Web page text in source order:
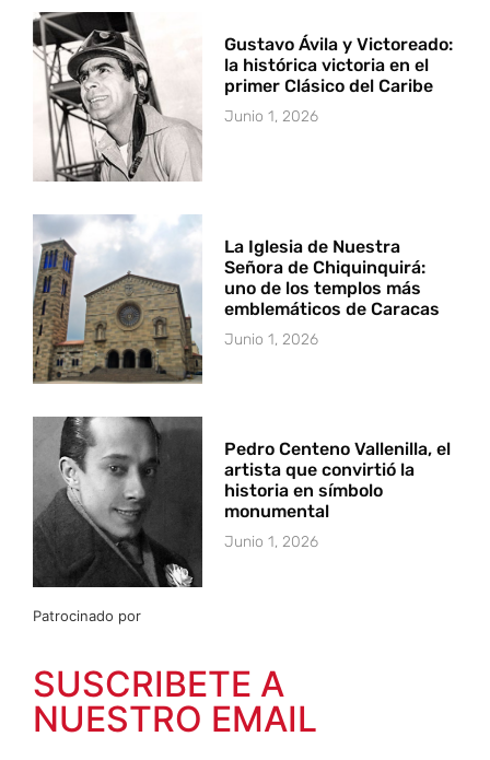
Gustavo Ávila y Victoreado:
la histórica victoria en el
primer Clásico del Caribe
Junio 1, 2026
La Iglesia de Nuestra
Señora de Chiquinquirá:
uno de los templos más
emblemáticos de Caracas
Junio 1, 2026
Pedro Centeno Vallenilla, el
artista que convirtió la
historia en símbolo
monumental
Junio 1, 2026
Patrocinado por
SUSCRIBETE A
NUESTRO EMAIL